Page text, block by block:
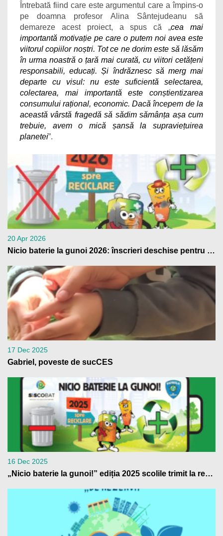
Întrebată fiind care este argumentul care a împins-o
pe doamna profesor Alina Sântejudeanu să
demareze acest proiect, a spus că „cea mai
importantă motivație pe care o putem noi avea este
viitorul copiilor noștri. Tot ce ne dorim este să lăsăm
în urma noastră o țară mai curată, cu viitori cetățeni
responsabili, educați. Și îndrăznesc să merg mai
departe cu visul: nu este suficientă selectarea,
colectarea, mai importantă este conștientizarea
consumului rațional, economic. Dacă începem de la
această vârstă fragedă să sădim sămânța așa cum
trebuie, avem o mică șansă la supraviețuirea
planetei”.
20 Apr 2026
Nicio baterie la gunoi 2026: înscrieri deschise pentru școli
17 Dec 2025
Gabriel, poveste de sucCES
16 Dec 2025
„Nicio baterie la gunoi!” ediția 2025 scolile trimit la reciclare peste 4 tone de baterii uzate